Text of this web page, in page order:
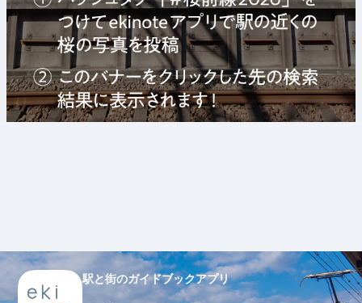
駅と街のガイドブックアプリ